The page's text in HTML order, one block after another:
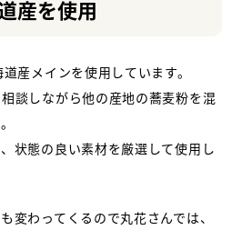
産を使用
産メインを使用しています。
談しながら他の産地の蕎麦粉を混
状態の良い素材を厳選して使用し
変わってくるので丸花さんでは、